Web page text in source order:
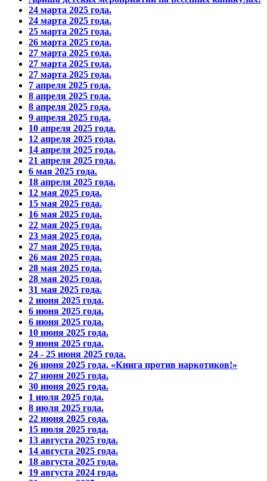
24 марта 2025 года.
24 марта 2025 года.
25 марта 2025 года.
26 марта 2025 года.
27 марта 2025 года.
27 марта 2025 года.
27 марта 2025 года.
7 апреля 2025 года.
8 апреля 2025 года.
8 апреля 2025 года.
9 апреля 2025 года.
10 апреля 2025 года.
12 апреля 2025 года.
14 апреля 2025 года.
21 апреля 2025 года.
6 мая 2025 года.
18 апреля 2025 года.
12 мая 2025 года.
15 мая 2025 года.
16 мая 2025 года.
22 мая 2025 года.
23 мая 2025 года.
27 мая 2025 года.
26 мая 2025 года.
28 мая 2025 года.
28 мая 2025 года.
31 мая 2025 года.
2 июня 2025 года.
6 июня 2025 года.
6 июня 2025 года.
10 июня 2025 года.
9 июня 2025 года.
24 - 25 июня 2025 года.
26 июня 2025 года. «Книга против наркотиков!»
27 июня 2025 года.
30 июня 2025 года.
1 июля 2025 года.
8 июля 2025 года.
22 июня 2025 года.
15 июля 2025 года.
13 августа 2025 года.
14 августа 2025 года.
18 августа 2025 года.
19 августа 2024 года.